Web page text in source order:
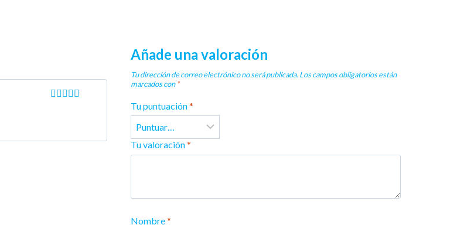
Añade una valoración
Tu dirección de correo electrónico no será publicada.Los campos obligatorios están
marcados con*
Tu puntuación*
Tu valoración*
Nombre*